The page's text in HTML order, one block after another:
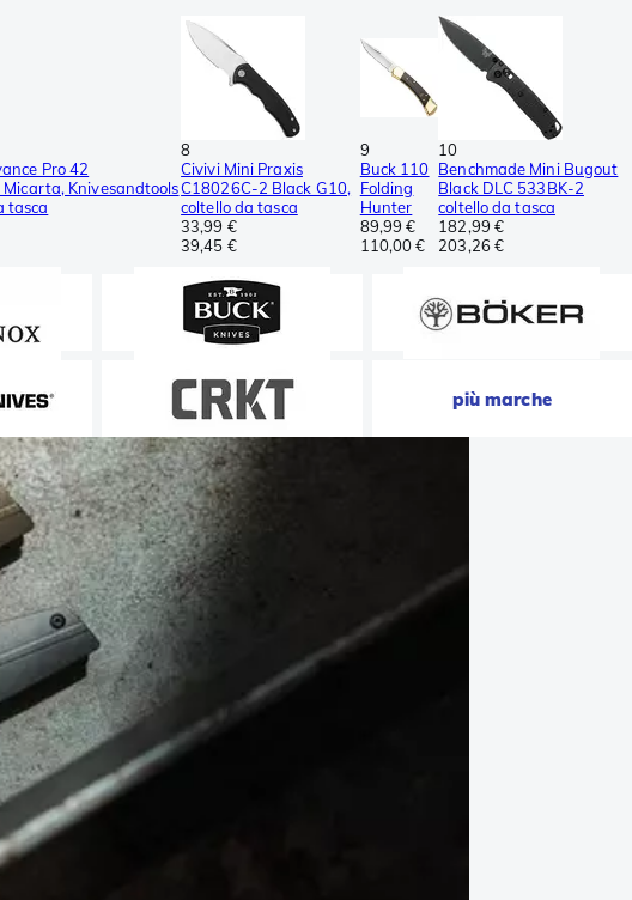
Pro 42
Micarta, Knivesandtools
tasca
8
Civivi Mini Praxis
C18026C-2 Black G10,
coltello da tasca
33,99 €
39,45 €
9
Buck 110
Folding
Hunter
89,99 €
110,00 €
10
Benchmade Mini Bugout
Black DLC 533BK-2
coltello da tasca
182,99 €
203,26 €
più marche